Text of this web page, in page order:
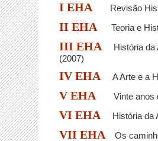
I EHA Revisão
II EHA Teoria e
III EHA História da
(2007)
IV EHA A Arte e a
V EHA Vinte anos
VI EHA História da
VII EHA Os